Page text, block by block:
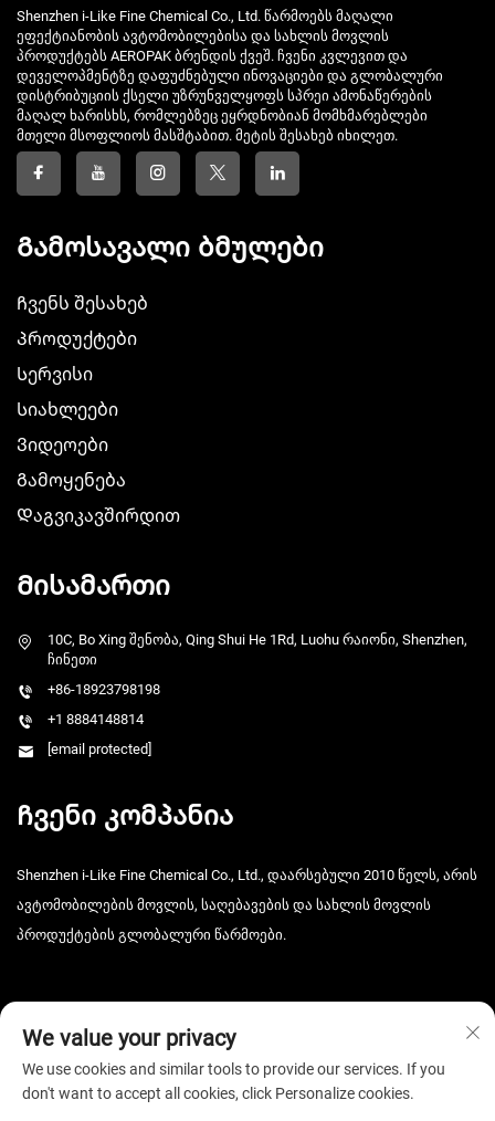
Shenzhen i-Like Fine Chemical Co., Ltd. წარმოებს მაღალი
ეფექტიანობის ავტომობილებისა და სახლის მოვლის
პროდუქტებს AEROPAK ბრენდის ქვეშ. ჩვენი კვლევით და
დეველოპმენტზე დაფუძნებული ინოვაციები და გლობალური
დისტრიბუციის ქსელი უზრუნველყოფს სპრეი ამონაწერების
მაღალ ხარისხს, რომლებზეც ეყრდნობიან მომხმარებლები
მთელი მსოფლიოს მასშტაბით. მეტის შესახებ იხილეთ.
Გამოსავალი ბმულები
Ჩვენს შესახებ
Პროდუქტები
Სერვისი
Სიახლეები
Ვიდეოები
Გამოყენება
Დაგვიკავშირდით
Მისამართი
10C, Bo Xing შენობა, Qing Shui He 1Rd, Luohu რაიონი, Shenzhen,
ჩინეთი
+86-18923798198
+1 8884148814
[email protected]
Ჩვენი კომპანია
Shenzhen i-Like Fine Chemical Co., Ltd., დაარსებული 2010 წელს, არის
ავტომობილების მოვლის, საღებავების და სახლის მოვლის
პროდუქტების გლობალური წარმოები.
Copyright © 2026 Shenzhen i-Like Fine Chemical Co., Ltd. ყველა
We value your privacy
We use cookies and similar tools to provide our services. If you
don't want to accept all cookies, click Personalize cookies.